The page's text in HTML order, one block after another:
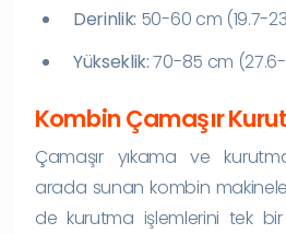
Derinlik: 50-60 cm (19.7-
Yükseklik:70-85 cm
Kombin Çamaşır
Çamaşır yıkama ve
arada sunan kombin
de kurutma işlemlerini tek